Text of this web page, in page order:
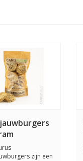
zijn een